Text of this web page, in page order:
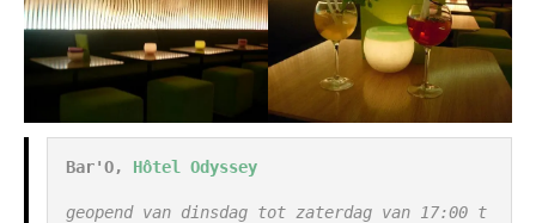
Bar'O, Hôtel Odyssey
geopend van dinsdag tot zaterdag van 17:00 t